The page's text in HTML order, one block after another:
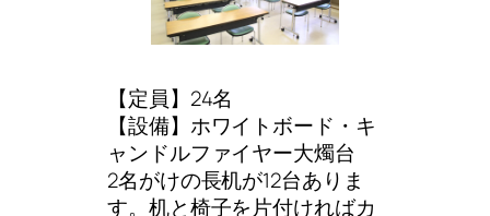
【定員】24名
【設備】ホワイトボード・キ
ャンドルファイヤー大燭台
2名がけの長机が12台ありま
す。机と椅子を片付ければカ